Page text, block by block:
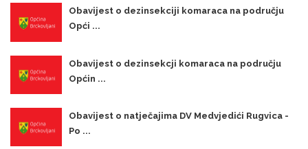
Obavijest o dezinsekciji komaraca na području
Opći ...
Obavijest o dezinsekcji komaraca na području
Općin ...
Obavijest o natječajima DV Medvjedići Rugvica -
Po ...